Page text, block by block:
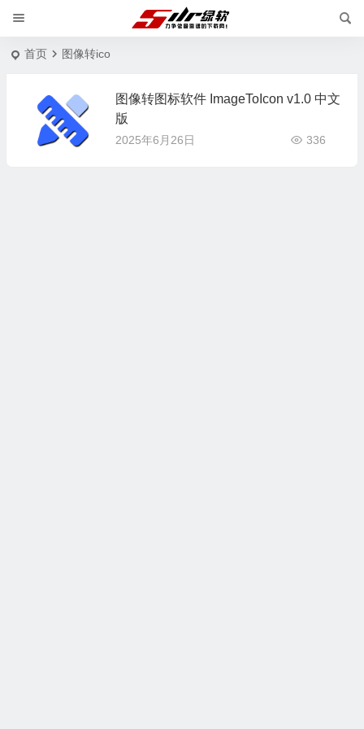
首页 图像转ico
图像转图标软件 ImageToIcon v1.0 中文
版
2025年6月26日 336